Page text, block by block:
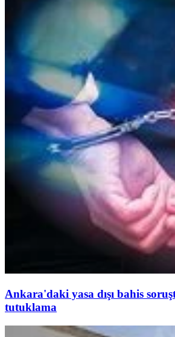
Ankara'daki yasa dışı bahis
tutuklama